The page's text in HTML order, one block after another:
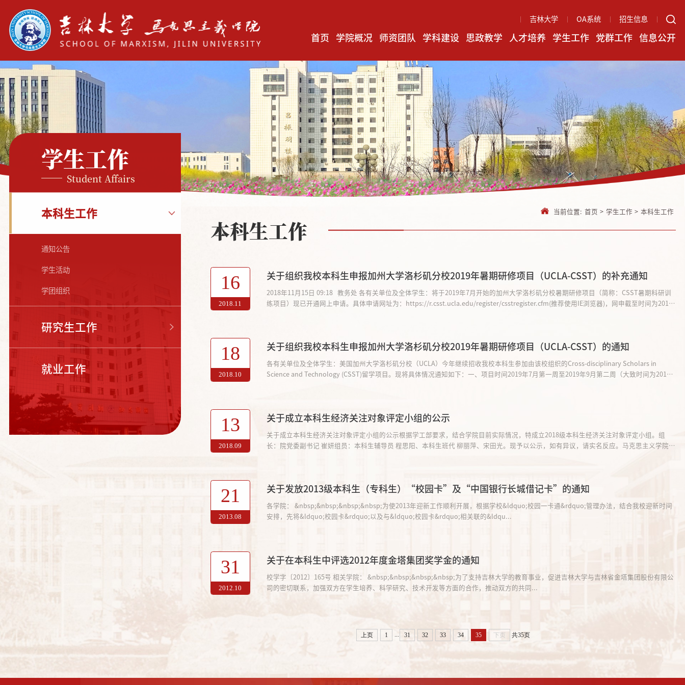
吉林大学 OA系统 招生信息
首页 学院概况 师资团队 学科建设 思政教学 人才培养 学生工作 党群工作 信息公开
学生工作
Student Affairs
本科生工作
通知公告
学生活动
学团组织
研究生工作
就业工作
当前位置: 首页 > 学生工作 > 本科生工作
本科生工作
16
2018.11
关于组织我校本科生申报加州大学洛杉矶分校2019年暑期研修项目（UCLA-CSST）的补充通知
2018年11月15日 09:18 教务处 各有关单位及全体学生：将于2019年7月开始的加州大学洛杉矶分校暑期研修项目（简称：CSST暑期科研训
练项目）现已开通网上申请。具体申请网址为：https://r.csst.ucla.edu/register/csstregister.cfm(推荐使用IE浏览器)，网申截至时间为2018
18
2018.10
关于组织我校本科生申报加州大学洛杉矶分校2019年暑期研修项目（UCLA-CSST）的通知
各有关单位及全体学生：美国加州大学洛杉矶分校（UCLA）今年继续招收我校本科生参加由该校组织的Cross-disciplinary Scholars in
Science and Technology (CSST)留学项目。现将具体情况通知如下：一、项目时间2019年7月第一周至2019年9月第二周（大致时间为2019
13
2018.09
关于成立本科生经济关注对象评定小组的公示
​关于成立本科生经济关注对象评定小组的公示根据学工部要求，结合学院目前实际情况，特成立2018级本科生经济关注对象评定小组。组
长：院党委副书记 崔妍组员：本科生辅导员 程思阳、本科生班代 柳丽萍、宋田光。现予以公示，如有异议，请实名反应。马克思主义学院办
21
2013.08
关于发放2013级本科生（专科生）“校园卡”及“中国银行长城借记卡”的通知
各学院： &nbsp;&nbsp;&nbsp;&nbsp;为使2013年迎新工作顺利开展，根据学校&ldquo;校园一卡通&rdquo;管理办法，结合我校迎新时间
安排，先将&ldquo;校园卡&rdquo;以及与&ldquo;校园卡&rdquo;相关联的&ldqu...
31
2012.10
关于在本科生中评选2012年度金塔集团奖学金的通知
校学字〔2012〕165号 相关学院： &nbsp;&nbsp;&nbsp;&nbsp;为了支持吉林大学的教育事业，促进吉林大学与吉林省金塔集团股份有限公
司的密切联系，加强双方在学生培养、科学研究、技术开发等方面的合作，推动双方的共同...
上页 1 ... 31 32 33 34 35 下页 共35页